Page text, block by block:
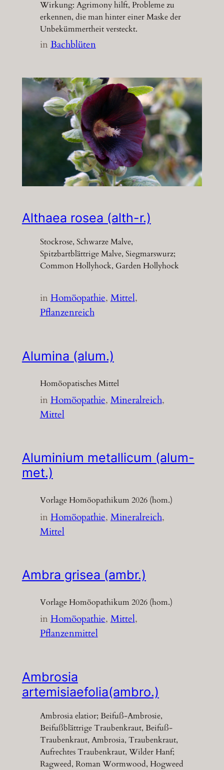
Wirkung: Agrimony hilft, Probleme zu
erkennen, die man hinter einer Maske der
Unbekümmertheit versteckt.
inBachblüten
Althaea rosea (alth-r.)
Stockrose, Schwarze Malve,
Spitzbartblättrige Malve, Siegmarswurz;
Common Hollyhock, Garden Hollyhock
inHomöopathie, Mittel
Pflanzenreich
Alumina (alum.)
Homöopatisches Mittel
inHomöopathie, Mineralreich
Mittel
Aluminium metallicum (alum-
met.)
Vorlage Homöopathikum 2026 (hom.)
inHomöopathie, Mineralreich
Mittel
Ambra grisea (ambr.)
Vorlage Homöopathikum 2026 (hom.)
inHomöopathie, Mittel
Pflanzenmittel
Ambrosia
artemisiaefolia(ambro.)
Ambrosia elatior; Beifuß-Ambrosie,
Beifußblättrige Traubenkraut, Beifuß-
Traubenkraut, Ambrosia, Traubenkraut,
Aufrechtes Traubenkraut, Wilder Hanf;
Ragweed, Roman Wormwood, Hogweed